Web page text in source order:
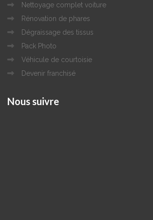
Nettoyage complet voiture
Rénovation de phares
Dégraissage des tissus
Pack Photo
Véhicule de courtoisie
Devenir franchisé
Nous suivre